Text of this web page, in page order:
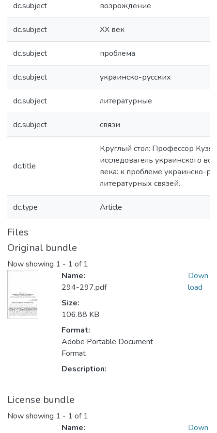
dc.subject возрождение
dc.subject XX век
dc.subject проблема
dc.subject украинско-русских
dc.subject литературные
dc.subject связи
dc.title
Круглый стол: Профессор
исследователь украинского
века: к проблеме украинско-
литературных связей.
dc.type Article
Files
Original bundle
Now showing 1 - 1 of 1
Name:
294-297.pdf
Size:
106.88 KB
Format:
Adobe Portable Document
Format
Description:
Down
load
License bundle
Now showing 1 - 1 of 1
Name:
Down